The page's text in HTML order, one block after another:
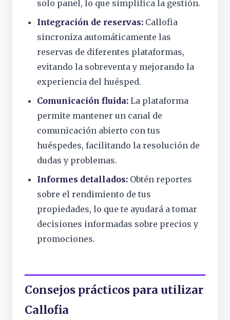
solo panel, lo que simplifica la gestión.
Integración de reservas: Callofia
sincroniza automáticamente las
reservas de diferentes plataformas,
evitando la sobreventa y mejorando la
experiencia del huésped.
Comunicación fluida: La plataforma
permite mantener un canal de
comunicación abierto con tus
huéspedes, facilitando la resolución de
dudas y problemas.
Informes detallados: Obtén reportes
sobre el rendimiento de tus
propiedades, lo que te ayudará a tomar
decisiones informadas sobre precios y
promociones.
Consejos prácticos para utilizar
Callofia